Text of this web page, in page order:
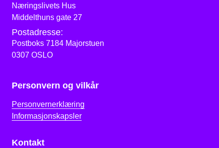
Næringslivets Hus
Middelthuns gate 27
Postadresse:
Postboks 7184 Majorstuen
0307 OSLO
Personvern og vilkår
Personvernerklæring
Informasjonskapsler
Kontakt